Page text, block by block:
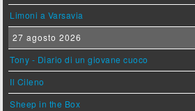
Limoni a Varsavia
27 agosto 2026
Tony - Diario di un giovane cuoco
Il Cileno
Sheep in the Box